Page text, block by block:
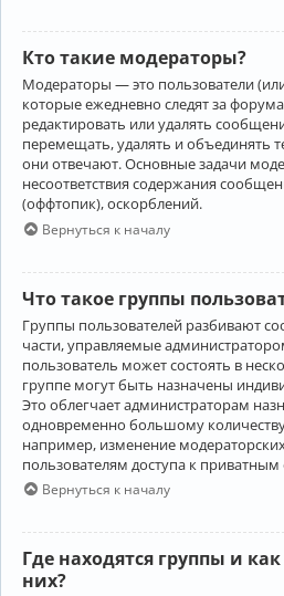
Кто такие модераторы?
Модераторы — это пользователи
которые ежедневно следят за
редактировать или удалять
перемещать, удалять и объединять
они отвечают. Основные задачи
несоответствия содержания
(оффтопик), оскорблений.
Вернуться к началу
Что такое группы
Группы пользователей разбивают
части, управляемые
пользователь может состоять в
группе могут быть назначены
Это облегчает администраторам
одновременно большому
например, изменение
пользователям доступа к
Вернуться к началу
Где находятся группы и
них?